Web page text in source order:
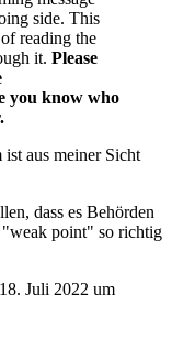
side. This
reading the
it. Please
you know who
aus meiner Sicht
dass es Behörden
"weak point" so richtig
18. Juli 2022 um